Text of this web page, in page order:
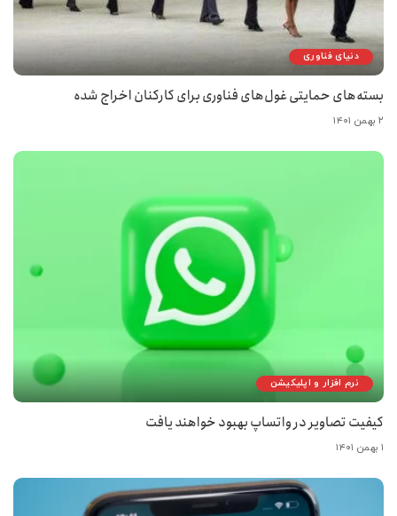
دنیای فناوری
بسته‌های حمایتی غول‌های فناوری برای کارکنان اخراج شده
۲ بهمن ۱۴۰۱
نرم افزار و اپلیکیشن
کیفیت تصاویر در واتساپ بهبود خواهند یافت
۱ بهمن ۱۴۰۱